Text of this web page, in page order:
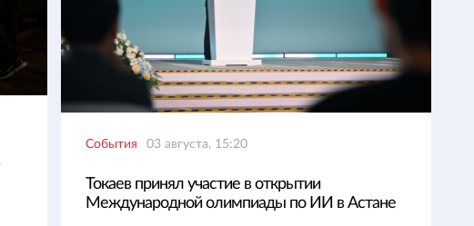
События 03 августа, 15:20
Токаев принял участие в открытии
Международной олимпиады по ИИ в Астане